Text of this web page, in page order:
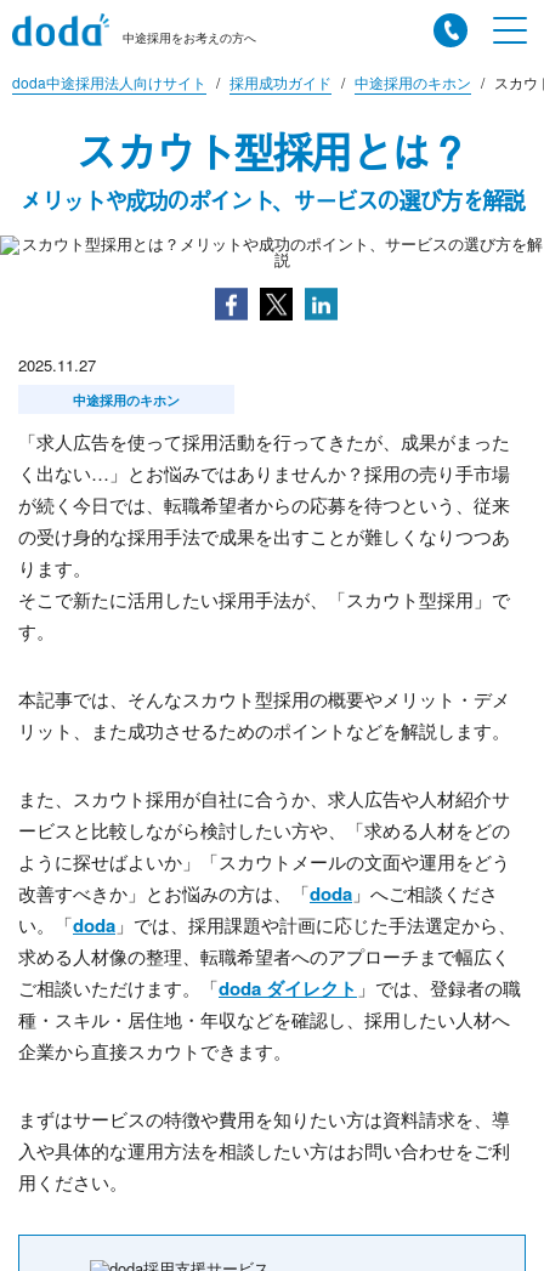
中途採用をお考えの方へ
doda中途採用法人向けサイト 採用成功ガイド 中途採用のキホン スカ
スカウト型採用とは？
メリットや成功のポイント、サービスの選び方を解説
2025.11.27
中途採用のキホン
「求人広告を使って採用活動を行ってきたが、成果がまった
く出ない…」とお悩みではありませんか？採用の売り手市場
が続く今日では、転職希望者からの応募を待つという、従来
の受け身的な採用手法で成果を出すことが難しくなりつつあ
ります。
そこで新たに活用したい採用手法が、「スカウト型採用」で
す。
本記事では、そんなスカウト型採用の概要やメリット・デメ
リット、また成功させるためのポイントなどを解説します。
また、スカウト採用が自社に合うか、求人広告や人材紹介サ
ービスと比較しながら検討したい方や、「求める人材をどの
ように探せばよいか」「スカウトメールの文面や運用をどう
改善すべきか」とお悩みの方は、「doda 」へご相談くださ
い。「doda 」では、採用課題や計画に応じた手法選定から、
求める人材像の整理、転職希望者へのアプローチまで幅広く
ご相談いただけます。「doda ダイレクト 」では、登録者の職
種・スキル・居住地・年収などを確認し、採用したい人材へ
企業から直接スカウトできます。
まずはサービスの特徴や費用を知りたい方は資料請求を、導
入や具体的な運用方法を相談したい方はお問い合わせをご利
用ください。